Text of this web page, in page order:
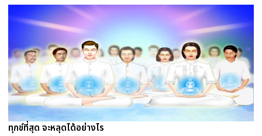
ทุกข์ที่สุด จะหลุดได้อย่างไร